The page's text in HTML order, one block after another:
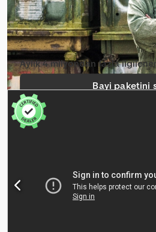
Aylık 4 milyondan fazla
Bayi paketini